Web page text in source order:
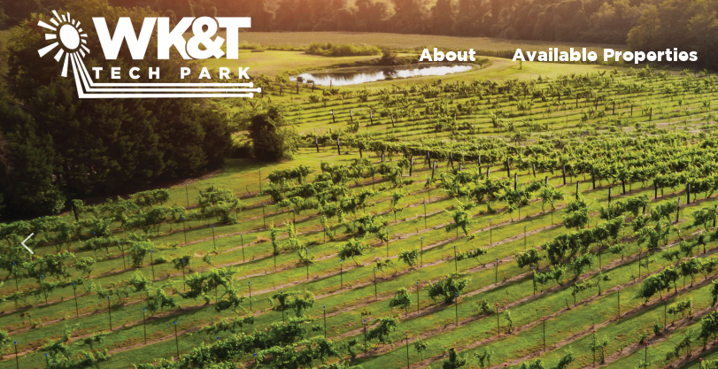
About Available Properties